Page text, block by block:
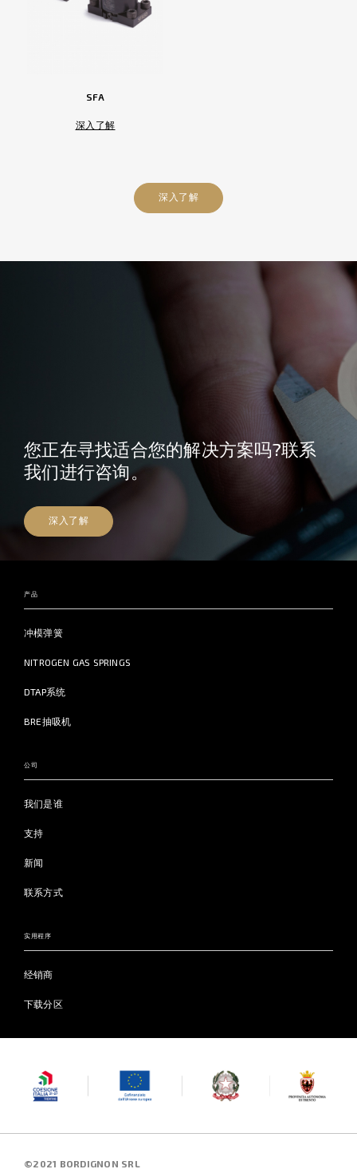
SFA
深入了解
深入了解
您正在寻找适合您的解决方案吗?联系
我们进行咨询。
深入了解
产品
冲模弹簧
NITROGEN GAS SPRINGS
DTAP系统
BRE抽吸机
公司
我们是谁
支持
新闻
联系方式
实用程序
经销商
下载分区
©2021 BORDIGNON SRL